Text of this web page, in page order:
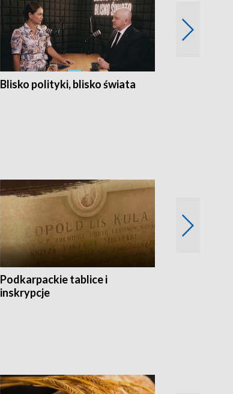
Blisko polityki, blisko świata
Podkarpackie tablice i
inskrypcje